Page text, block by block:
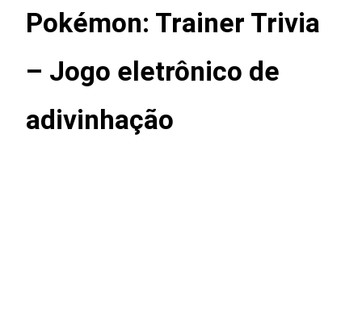
Pokémon: Trainer Trivia
– Jogo eletrônico de
adivinhação